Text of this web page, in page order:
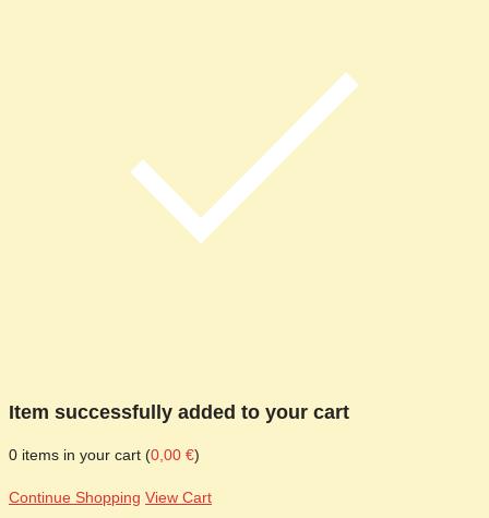
Item successfully added to your cart
0 items in your cart (0,00 €)
Continue Shopping View Cart